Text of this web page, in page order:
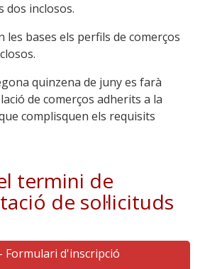
dos inclosos.
les bases els perfils de comerços
quinzena de juny es farà
de comerços adherits a la
complisquen els requisits
termini de
de sol·licituds
Formulari d'inscripció